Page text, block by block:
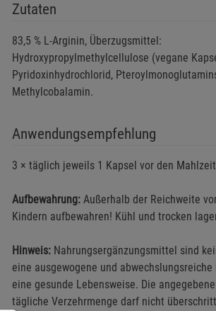
Zutaten
83,5 % L-Arginin, Überzugsmittel:
Hydroxypropylmethylcellulose (vegane
Pyridoxinhydrochlorid,
Methylcobalamin.
Anwendungsempfehlung
3 × täglich jeweils 1 Kapsel vor den
Aufbewahrung:Außerhalb der Reichweite
Kindern aufbewahren! Kühl und trocken
Hinweis: Nahrungsergänzungsmittel sind
eine ausgewogene und abwechslungsreiche
eine gesunde Lebensweise. Die
tägliche Verzehrmenge darf nicht